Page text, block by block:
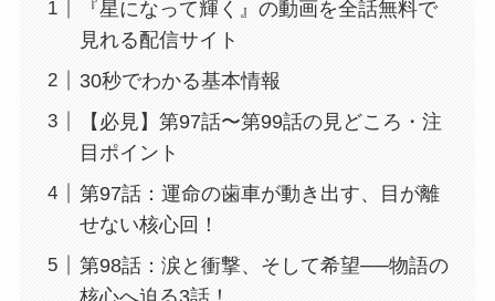
『星になって輝く』の動画を全話無料で
見れる配信サイト
30秒でわかる基本情報
【必見】第97話〜第99話の見どころ・注
目ポイント
第97話：運命の歯車が動き出す、目が離
せない核心回！
第98話：涙と衝撃、そして希望──物語の
核心へ迫る3話！